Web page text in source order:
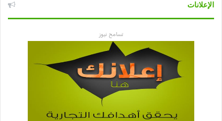
الإعلانات
تسامح نيوز